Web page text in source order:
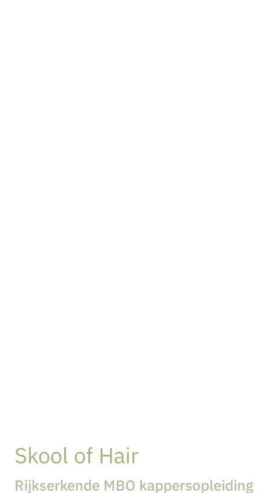
Skool of Hair
Rijkserkende MBO kappersopleiding